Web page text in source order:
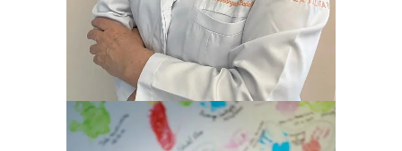
MARIANGELA BADALOTTI